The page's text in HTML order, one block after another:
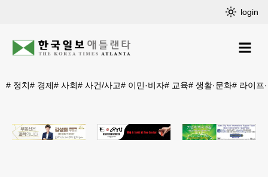
login
# 정치# 경제# 사회# 사건/사고# 이민·비자# 교육# 생활·문화# 라이프